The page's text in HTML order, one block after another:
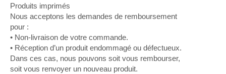
Produits imprimés
Nous acceptons les demandes de remboursement
pour :
• Non-livraison de votre commande.
• Réception d’un produit endommagé ou défectueux.
Dans ces cas, nous pouvons soit vous rembourser,
soit vous renvoyer un nouveau produit.